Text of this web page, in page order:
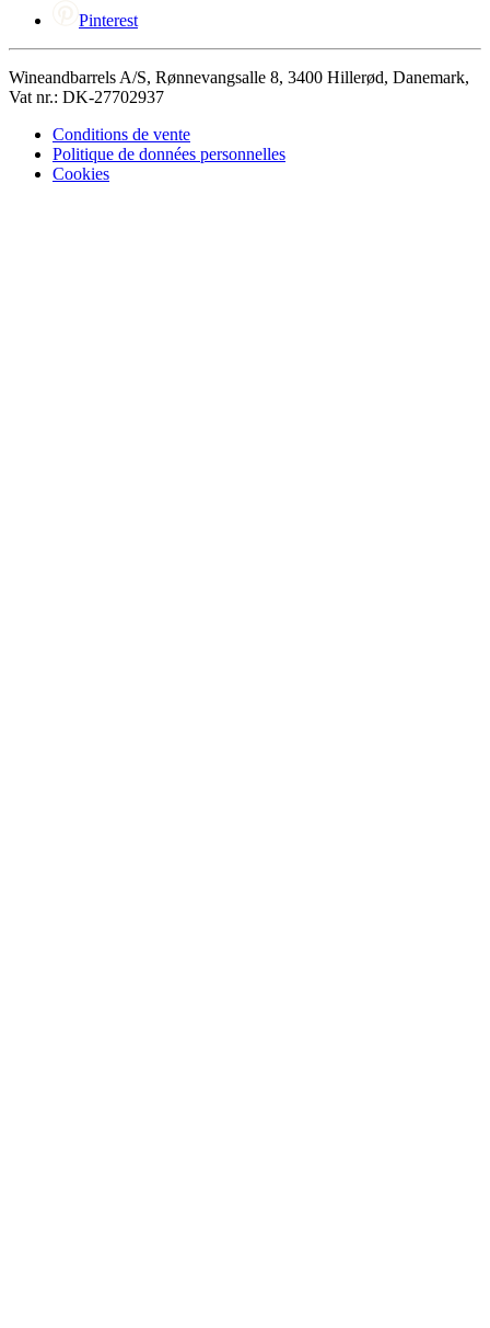
Pinterest
Wineandbarrels A/S, Rønnevangsalle 8, 3400 Hillerød, Danemark,
Vat nr.: DK-27702937
Conditions de vente
Politique de données personnelles
Cookies